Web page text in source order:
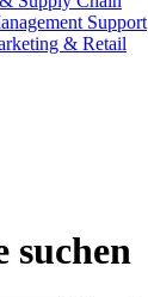
Support
& Retail
suchen